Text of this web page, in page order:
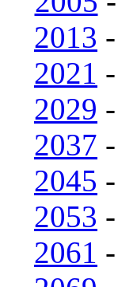
2013 -
2021 -
2029 -
2037 -
2045 -
2053 -
2061 -